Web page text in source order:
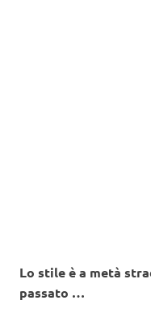
Lo stile è a metà
passato …